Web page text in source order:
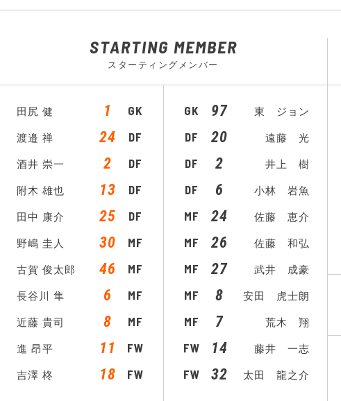
STARTING MEMBER
スターティングメンバー
田尻 健 1 GK
渡邉 禅 24 DF
酒井 崇一 2 DF
附木 雄也 13 DF
田中 康介 25 DF
野嶋 圭人 30 MF
古賀 俊太郎 46 MF
長谷川 隼 6 MF
近藤 貴司 8 MF
進 昂平 11 FW
吉澤 柊 18 FW
GK 97 東 ジョン
DF 20 遠藤 光
DF 2 井上 樹
DF 6 小林 岩魚
MF 24 佐藤 恵介
MF 26 佐藤 和弘
MF 27 武井 成豪
MF 8 安田 虎士朗
MF 7 荒木 翔
FW 14 藤井 一志
FW 32 太田 龍之介